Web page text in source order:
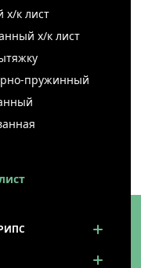
х/к лист
х/к лист
пружинный